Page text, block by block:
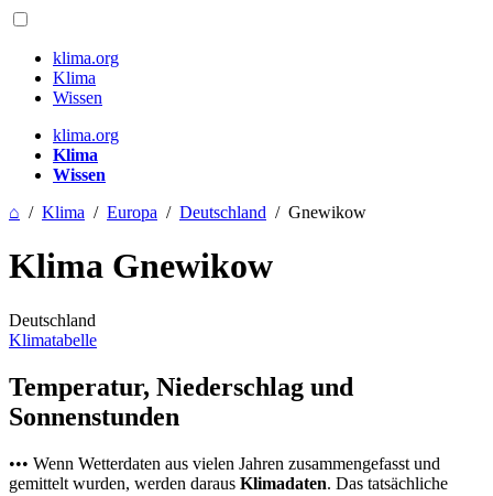
klima.org
Klima
Wissen
klima.org
Klima
Wissen
⌂ / Klima / Europa / Deutschland / Gnewikow
Klima Gnewikow
Deutschland
Klimatabelle
Temperatur, Niederschlag und
Sonnenstunden
••• Wenn Wetterdaten aus vielen Jahren zusammengefasst und
gemittelt wurden, werden daraus Klimadaten. Das tatsächliche